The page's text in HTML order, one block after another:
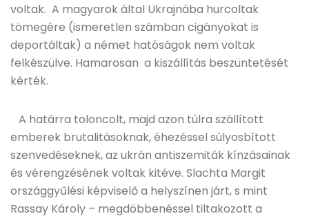
voltak. A magyarok által Ukrajnába hurcoltak
tömegére (ismeretlen számban cigányokat is
deportáltak) a német hatóságok nem voltak
felkészülve. Hamarosan a kiszállítás beszüntetését
kérték.
A határra toloncolt, majd azon túlra szállított
emberek brutalitásoknak, éhezéssel súlyosbított
szenvedéseknek, az ukrán antiszemiták kínzásainak
és vérengzésének voltak kitéve. Slachta Margit
országgyűlési képviselő a helyszínen járt, s mint
Rassay Károly – megdöbbenéssel tiltakozott a